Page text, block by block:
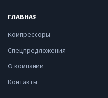
ГЛАВНАЯ
Компрессоры
Спецпредложения
О компании
Контакты